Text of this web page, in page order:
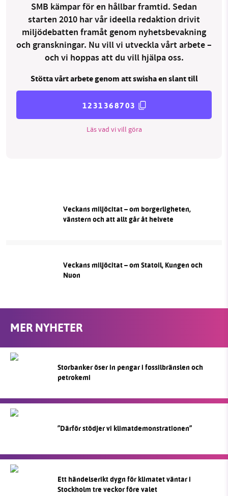
SMB kämpar för en hållbar framtid. Sedan
starten 2010 har vår ideella redaktion drivit
miljödebatten framåt genom nyhetsbevakning
och granskningar. Nu vill vi utveckla vårt arbete –
och vi hoppas att du vill hjälpa oss.
Stötta vårt arbete genom att swisha en slant till
1231368703
Läs vad vi vill göra
Veckans miljöcitat – om borgerligheten,
vänstern och att allt går åt helvete
Veckans miljöcitat – om Statoil, Kungen och
Nuon
MER NYHETER
Storbanker öser in pengar i fossilbränslen och
petrokemi
”Därför stödjer vi klimatdemonstrationen”
Ett händelserikt dygn för klimatet väntar i
Stockholm tre veckor före valet